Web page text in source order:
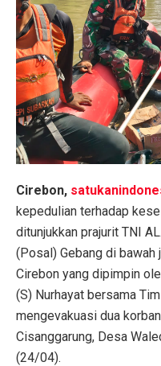
Cirebon,
kepedulian terhadap
ditunjukkan prajurit TNI
(Posal) Gebang di bawah
Cirebon yang dipimpin
(S) Nurhayat bersama
mengevakuasi dua
Cisanggarung, Desa
(24/04).